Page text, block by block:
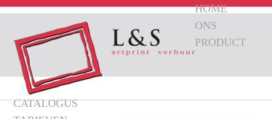
HOME
ONS
PRODUCT
CATALOGUS